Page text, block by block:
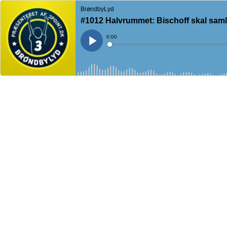
BrøndbyLyd
#1012 Halvrummet: Bischoff skal
Play
Current
Time
0:00
Loaded